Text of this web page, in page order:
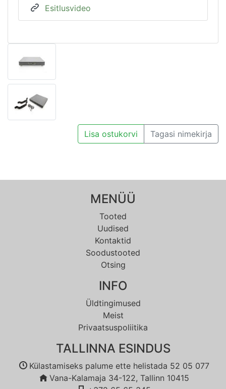
Esitlusvideo
Lisa ostukorvi Tagasi nimekirja
MENÜÜ
Tooted
Uudised
Kontaktid
Soodustooted
Otsing
INFO
Üldtingimused
Meist
Privaatsuspoliitika
TALLINNA ESINDUS
Külastamiseks palume ette helistada 52 05 077
Vana-Kalamaja 34-122, Tallinn 10415